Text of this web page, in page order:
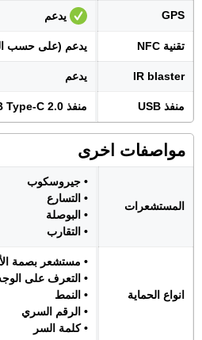
GPS يدعم
تقنية NFC يدعم (على حسب
IR blaster يدعم
منفذ USB منفذ USB Type-C 2.0
مواصفات اخرى
المستشعرات
• جيروسكوب
• التسارع
• البوصلة
• التقارب
انواع الحماية
• مستشعر بصمة
• التعرف على
• النمط
• الرقم السري
• كلمة السر